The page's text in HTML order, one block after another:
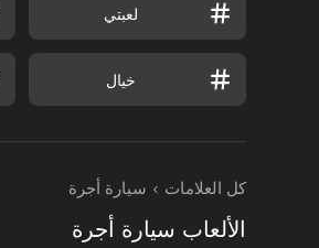
لعبتي
خيال
كل العلامات سيارة أجرة
الألعاب سيارة أجرة